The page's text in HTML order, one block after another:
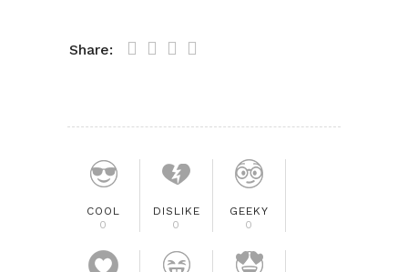
Share:
COOL
0
DISLIKE
0
GEEKY
0